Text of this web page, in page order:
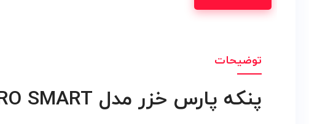
توضیحات
پنکه پارس خزر مدل PRO SMART